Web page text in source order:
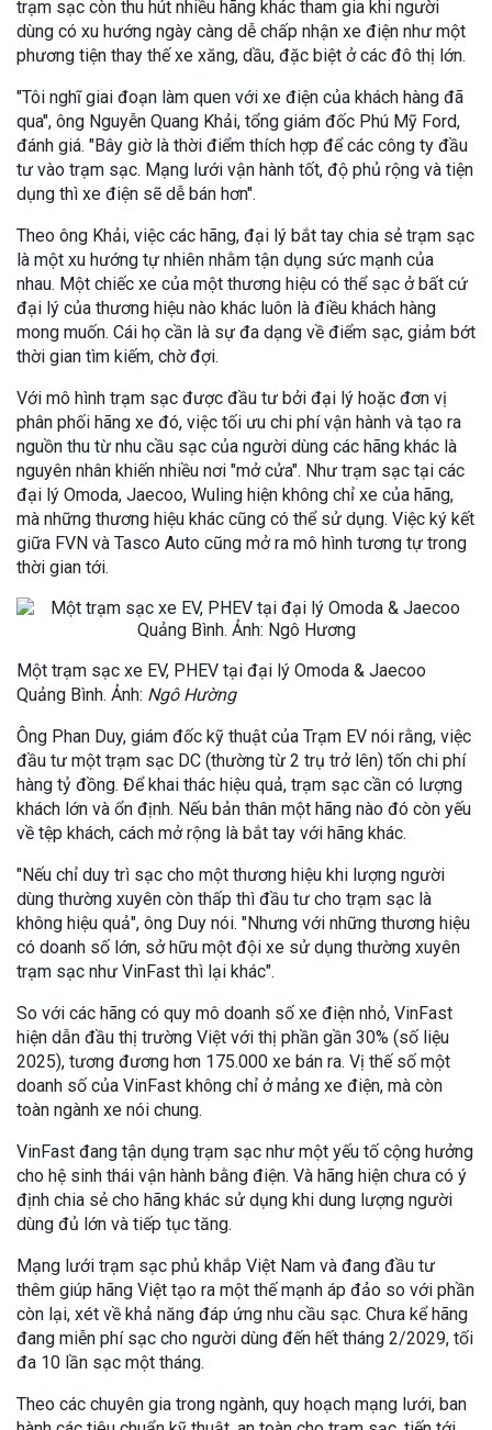
trạm sạc còn thu hút nhiều hãng khác tham gia khi người
dùng có xu hướng ngày càng dễ chấp nhận xe điện như một
phương tiện thay thế xe xăng, dầu, đặc biệt ở các đô thị lớn.
"Tôi nghĩ giai đoạn làm quen với xe điện của khách hàng đã
qua", ông Nguyễn Quang Khải, tổng giám đốc Phú Mỹ Ford,
đánh giá. "Bây giờ là thời điểm thích hợp để các công ty đầu
tư vào trạm sạc. Mạng lưới vận hành tốt, độ phủ rộng và tiện
dụng thì xe điện sẽ dễ bán hơn".
Theo ông Khải, việc các hãng, đại lý bắt tay chia sẻ trạm sạc
là một xu hướng tự nhiên nhằm tận dụng sức mạnh của
nhau. Một chiếc xe của một thương hiệu có thể sạc ở bất cứ
đại lý của thương hiệu nào khác luôn là điều khách hàng
mong muốn. Cái họ cần là sự đa dạng về điểm sạc, giảm bớt
thời gian tìm kiếm, chờ đợi.
Với mô hình trạm sạc được đầu tư bởi đại lý hoặc đơn vị
phân phối hãng xe đó, việc tối ưu chi phí vận hành và tạo ra
nguồn thu từ nhu cầu sạc của người dùng các hãng khác là
nguyên nhân khiến nhiều nơi "mở cửa". Như trạm sạc tại các
đại lý Omoda, Jaecoo, Wuling hiện không chỉ xe của hãng,
mà những thương hiệu khác cũng có thể sử dụng. Việc ký kết
giữa FVN và Tasco Auto cũng mở ra mô hình tương tự trong
thời gian tới.
Một trạm sạc xe EV, PHEV tại đại lý Omoda & Jaecoo
Quảng Bình. Ảnh: Ngô Hường
Ông Phan Duy, giám đốc kỹ thuật của Trạm EV nói rằng, việc
đầu tư một trạm sạc DC (thường từ 2 trụ trở lên) tốn chi phí
hàng tỷ đồng. Để khai thác hiệu quả, trạm sạc cần có lượng
khách lớn và ổn định. Nếu bản thân một hãng nào đó còn yếu
về tệp khách, cách mở rộng là bắt tay với hãng khác.
"Nếu chỉ duy trì sạc cho một thương hiệu khi lượng người
dùng thường xuyên còn thấp thì đầu tư cho trạm sạc là
không hiệu quả", ông Duy nói. "Nhưng với những thương hiệu
có doanh số lớn, sở hữu một đội xe sử dụng thường xuyên
trạm sạc như VinFast thì lại khác".
So với các hãng có quy mô doanh số xe điện nhỏ, VinFast
hiện dẫn đầu thị trường Việt với thị phần gần 30% (số liệu
2025), tương đương hơn 175.000 xe bán ra. Vị thế số một
doanh số của VinFast không chỉ ở mảng xe điện, mà còn
toàn ngành xe nói chung.
VinFast đang tận dụng trạm sạc như một yếu tố cộng hưởng
cho hệ sinh thái vận hành bằng điện. Và hãng hiện chưa có ý
định chia sẻ cho hãng khác sử dụng khi dung lượng người
dùng đủ lớn và tiếp tục tăng.
Mạng lưới trạm sạc phủ khắp Việt Nam và đang đầu tư
thêm giúp hãng Việt tạo ra một thế mạnh áp đảo so với phần
còn lại, xét về khả năng đáp ứng nhu cầu sạc. Chưa kể hãng
đang miễn phí sạc cho người dùng đến hết tháng 2/2029, tối
đa 10 lần sạc một tháng.
Theo các chuyên gia trong ngành, quy hoạch mạng lưới, ban